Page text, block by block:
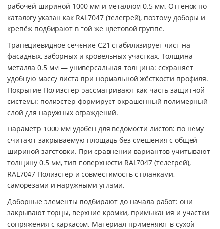
рабочей шириной 1000 мм и металлом 0.5 мм. Оттенок по
каталогу указан как RAL7047 (телегрей), поэтому доборы и
крепёж подбирают в той же цветовой группе.
Трапециевидное сечение C21 стабилизирует лист на
фасадных, заборных и кровельных участках. Толщина
металла 0.5 мм — универсальная толщина: сохраняет
удобную массу листа при нормальной жёсткости профиля.
Покрытие Полиэстер рассматривают как часть защитной
системы: полиэстер формирует окрашенный полимерный
слой для наружных ограждений.
Параметр 1000 мм удобен для ведомости листов: по нему
считают закрываемую площадь без смешения с общей
шириной заготовки. При сравнении вариантов учитывают
толщину 0.5 мм, тип поверхности RAL7047 (телегрей),
RAL7047 Полиэстер и совместимость с планками,
саморезами и наружными углами.
Доборные элементы подбирают до начала работ: они
закрывают торцы, верхние кромки, примыкания и участки
сопряжения с каркасом. Материал применяют в сухой